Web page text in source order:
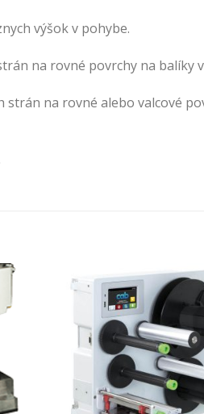
výšok v pohybe.
na rovné povrchy na balíky
strán na rovné alebo valcové